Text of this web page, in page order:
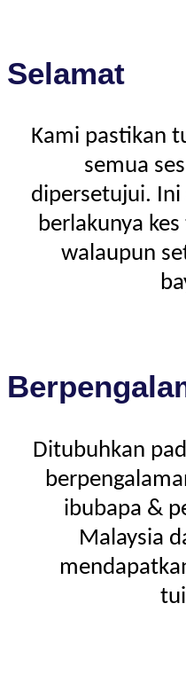
Selamat
Kami pastikan
semua
dipersetujui. Ini
berlakunya
walaupun
Ditubuhkan
ibubapa &
Malaysia